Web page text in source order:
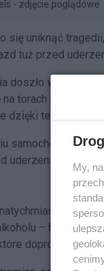
- zdjęcie poglądowe
się uniknąć
tuż przed
doszło w piątek
na torach w
dzięki temu, że
samochód
uderzeniem
– była
doprowadziły
My,